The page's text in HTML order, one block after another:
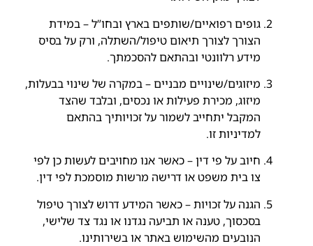
גופים רפואיים/שותפים בארץ ובחו”ל – במידת
הצורך לצורך תיאום טיפול/השתלה, ורק על בסיס
מידע רלוונטי ובהתאם להסכמתך.
מיזוגים/שינויים מבניים – במקרה של שינוי בבעלות,
מיזוג, מכירת פעילות או נכסים, ובלבד שהצד
המקבל יתחייב לשמור על זכויותיך בהתאם
למדיניות זו.
חיוב על פי דין – כאשר אנו מחויבים לעשות כן לפי
צו בית משפט או דרישה מרשות מוסמכת לפי דין.
הגנה על זכויות – כאשר המידע דרוש לצורך טיפול
בסכסוך, טענה או תביעה נגדנו או נגד צד שלישי,
הנובעים מהשימוש באתר או בשירותינו.